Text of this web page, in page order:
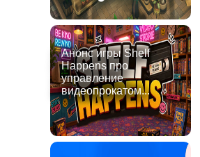
Анонс игры Shelf
Happens про
управление
видеопрокатом...